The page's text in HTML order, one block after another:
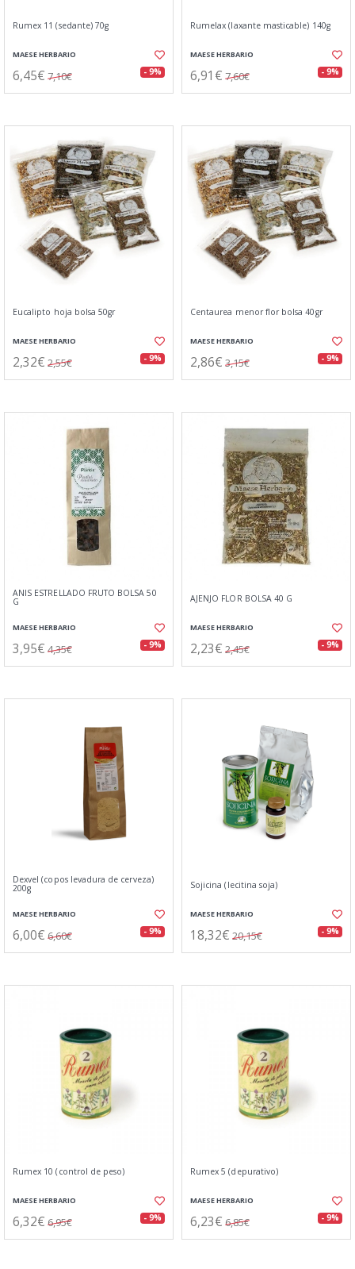
Rumex 11 (sedante) 70g
MAESE HERBARIO
6,45€ 7,10€ - 9%
Rumelax (laxante masticable) 140g
MAESE HERBARIO
6,91€ 7,60€ - 9%
Eucalipto hoja bolsa 50gr
MAESE HERBARIO
2,32€ 2,55€ - 9%
Centaurea menor flor bolsa 40gr
MAESE HERBARIO
2,86€ 3,15€ - 9%
ANIS ESTRELLADO FRUTO BOLSA 50
G
MAESE HERBARIO
3,95€ 4,35€ - 9%
AJENJO FLOR BOLSA 40 G
MAESE HERBARIO
2,23€ 2,45€ - 9%
Dexvel (copos levadura de cerveza)
200g
MAESE HERBARIO
6,00€ 6,60€ - 9%
Sojicina (lecitina soja)
MAESE HERBARIO
18,32€ 20,15€ - 9%
Rumex 10 (control de peso)
MAESE HERBARIO
6,32€ 6,95€ - 9%
Rumex 5 (depurativo)
MAESE HERBARIO
6,23€ 6,85€ - 9%